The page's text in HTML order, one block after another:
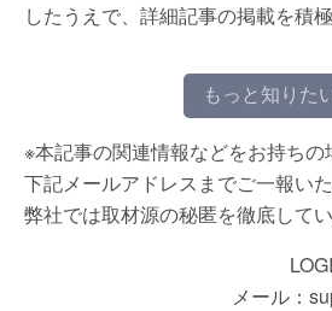
したうえで、詳細記事の掲載を積
もっと知りた
※本記事の関連情報などをお持ち
下記メールアドレスまでご一報い
弊社では取材源の秘匿を徹底してい
メール：